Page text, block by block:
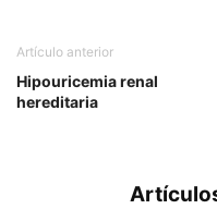
Artículo anterior
Hipouricemia renal
hereditaria